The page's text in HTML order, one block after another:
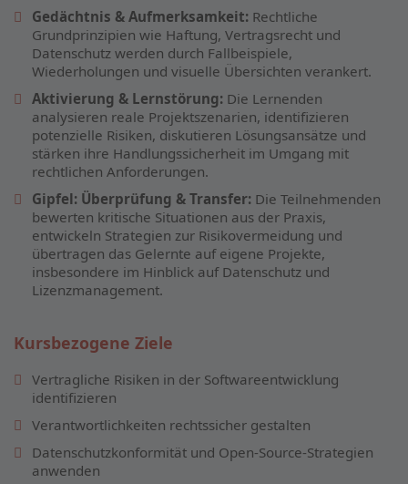
Gedächtnis & Aufmerksamkeit: Rechtliche
Grundprinzipien wie Haftung, Vertragsrecht und
Datenschutz werden durch Fallbeispiele,
Wiederholungen und visuelle Übersichten verankert.
Aktivierung & Lernstörung: Die Lernenden
analysieren reale Projektszenarien, identifizieren
potenzielle Risiken, diskutieren Lösungsansätze und
stärken ihre Handlungssicherheit im Umgang mit
rechtlichen Anforderungen.
Gipfel: Überprüfung & Transfer: Die Teilnehmenden
bewerten kritische Situationen aus der Praxis,
entwickeln Strategien zur Risikovermeidung und
übertragen das Gelernte auf eigene Projekte,
insbesondere im Hinblick auf Datenschutz und
Lizenzmanagement.
Kursbezogene Ziele
Vertragliche Risiken in der Softwareentwicklung
identifizieren
Verantwortlichkeiten rechtssicher gestalten
Datenschutzkonformität und Open-Source-Strategien
anwenden